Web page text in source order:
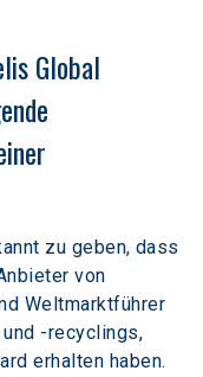
Global
zu geben, dass
von
Weltmarktführer
-recyclings,
erhalten haben.